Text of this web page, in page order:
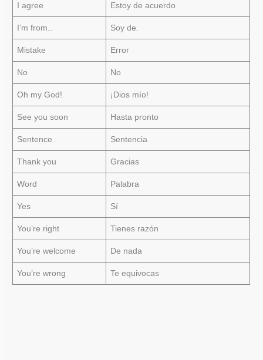
I agree Estoy de acuerdo
I’m from.. Soy de.
Mistake Error
No No
Oh my God! ¡Dios mío!
See you soon Hasta pronto
Sentence Sentencia
Thank you Gracias
Word Palabra
Yes Sí
You’re right Tienes razón
You’re welcome De nada
You’re wrong Te equivocas